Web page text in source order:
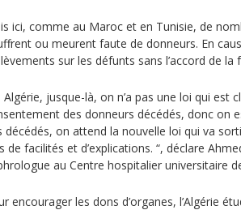
ici, comme au Maroc et en Tunisie, de
ou meurent faute de donneurs. En
sur les défunts sans l’accord de la
Algérie, jusque-là, on n’a pas une loi qui est
des donneurs décédés, donc on
décédés, on attend la nouvelle loi qui va
de facilités et d’explications. “, déclare
au Centre hospitalier universitaire
encourager les dons d’organes, l’Algérie